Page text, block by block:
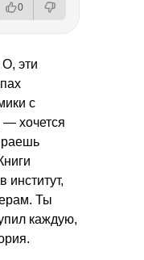
0
эти
с
хочется
институт,
Ты
каждую,